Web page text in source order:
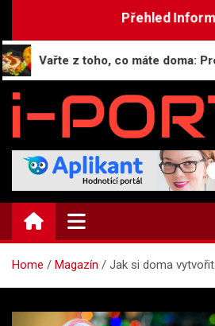
content
Přehled
z toho, co máte doma: Projekt
i-PORTAL.CZ
Public relations | Informační portál
Home Magazín Jak si doma